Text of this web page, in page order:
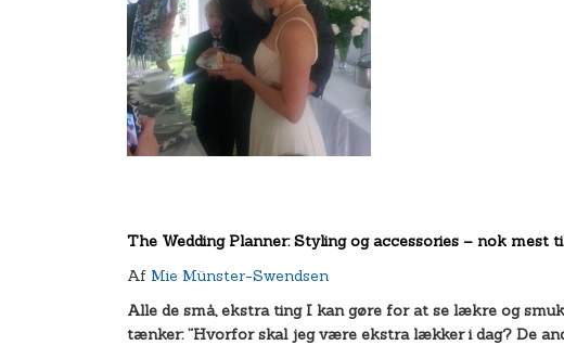
The Wedding Planner: Styling og accessories – nok mest
Af Mie Münster-Swendsen
Alle de små, ekstra ting I kan gøre for at se lækre og
tænker: ”Hvorfor skal jeg være ekstra lækker i dag? De